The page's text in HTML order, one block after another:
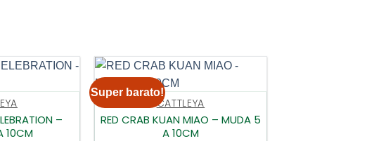
–
10CM
Super barato!
CATTLEYA
RED CRAB KUAN MIAO – MUDA 5
A 10CM